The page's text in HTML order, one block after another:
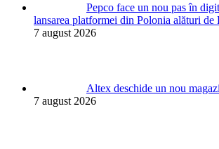
Pepco face un nou pas în
lansarea platformei din Polonia alături
7 august 2026
Altex deschide un nou
7 august 2026